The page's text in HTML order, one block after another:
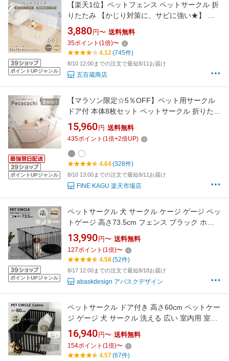
ポイントUPジャンル
【楽天1位】ペットフェンス ペットサークル 折
りたたみ 【かじり対策に、サビに強い★】 ペ
ット サークル パネル 多機能 扉付き 滑り止め付
き DIY 13枚セット 50×70cm 半透明 50×50cm
ジョイント式 柵 犬 猫 赤ちゃん ペット用品 侵
入防止 部屋んぽ サークル ギフト
3,880 円〜 送料無料
35ポイント (1倍)〜
4.12(745件)
8/10 12:00までの注文で最短8/11お届け
五百蔵商店
ポイントUPジャンル
【マラソン限定☆5％OFF】ペット用サークル
ドア付 本体8枚セット ペットサークル 折りたた
み可能 犬 小動物 いぬ 小型犬 小型犬 中型犬 フ
ェンス 室内 屋外 広い ケージ ゲート バリアゲ
ート 組み立て簡単 柵 ジョイント式 拡張 増設
ドア付 Pecocochi（ペココチ）
15,960 円 送料無料
435ポイント (1倍+2倍UP)
4.64(328件)
8/10 13:00までの注文で最短8/11お届け
FINE KAGU 楽天市場店
ポイントUPジャンル
ペットサークル 犬 サークル ケージ ゲージ ペッ
トゲージ 高さ73.5cm フェンス ブラック ホワ
イト グレージュドッグサークル ドッグケージ
スチール サークル 犬 ドッグフェンス ドア付き
折りたたみ 小型犬 中型犬対応 多頭飼い 組み立
13,990 円〜 送料無料
127ポイント (1倍)〜
4.58(52件)
8/17 12:00までの注文で最短8/18お届け
abaskdesign アバスクデザイン
ペットサークル ドア付き 高さ60cm ペットケー
ジ ゲージ 犬 サークル 洗える 広い 室内用 室内
用フェンス 犬用 犬 サークル ペットフェンス 中
型犬 組み立て おしゃれ 犬 ゲージ 安全 犬 棚 扉
ドッグケージ ドッグサークル 中型犬対応 多頭
16,940 円〜 送料無料
154ポイント (1倍)〜
4.57(67件)